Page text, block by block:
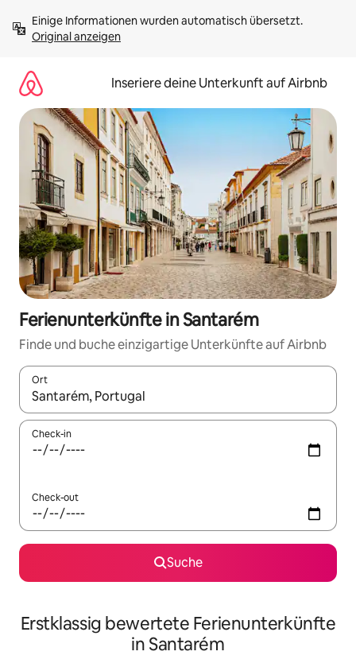
Inhalten
springenOriginal anzeigen
Inseriere deine Unterkunft auf Airbnb
Ferienunterkünfte in Santarém
Finde und buche einzigartige Unterkünfte auf Airbnb
Ort
Wenn Ergebnisse verfügbar sind, navigiere mit den
Check-in
Check-out
Suche
Erstklassig bewertete Ferienunterkünfte
in Santarém